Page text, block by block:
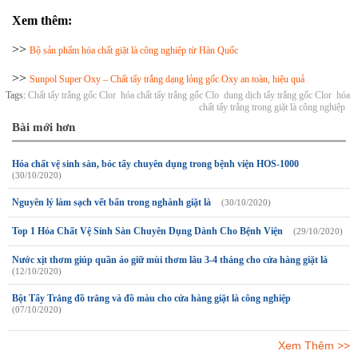
Xem thêm:
>> Bộ sản phẩm hóa chất giặt là công nghiệp từ Hàn Quốc
>> Sunpol Super Oxy – Chất tẩy trắng dạng lỏng gốc Oxy an toàn, hiệu quả
Tags: Chất tẩy trắng gốc Clor hóa chất tẩy trắng gốc Clo dung dịch tẩy trắng gốc Clor hóa
chất tẩy trắng trong giặt là công nghiệp
Bài mới hơn
Hóa chất vệ sinh sàn, bóc tẩy chuyên dụng trong bệnh viện HOS-1000
(30/10/2020)
Nguyên lý làm sạch vết bẩn trong nghành giặt là (30/10/2020)
Top 1 Hóa Chất Vệ Sinh Sàn Chuyên Dụng Dành Cho Bệnh Viện (29/10/2020)
Nước xịt thơm giúp quần áo giữ mùi thơm lâu 3-4 tháng cho cửa hàng giặt là
(12/10/2020)
Bột Tẩy Trắng đồ trắng và đồ màu cho cửa hàng giặt là công nghiệp
(07/10/2020)
Xem Thêm >>